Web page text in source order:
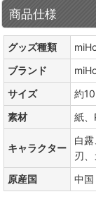
商品仕様
グッズ種類
ブランド
サイズ
約
素材
紙、
キャラクター
白
刃
原産国
中国